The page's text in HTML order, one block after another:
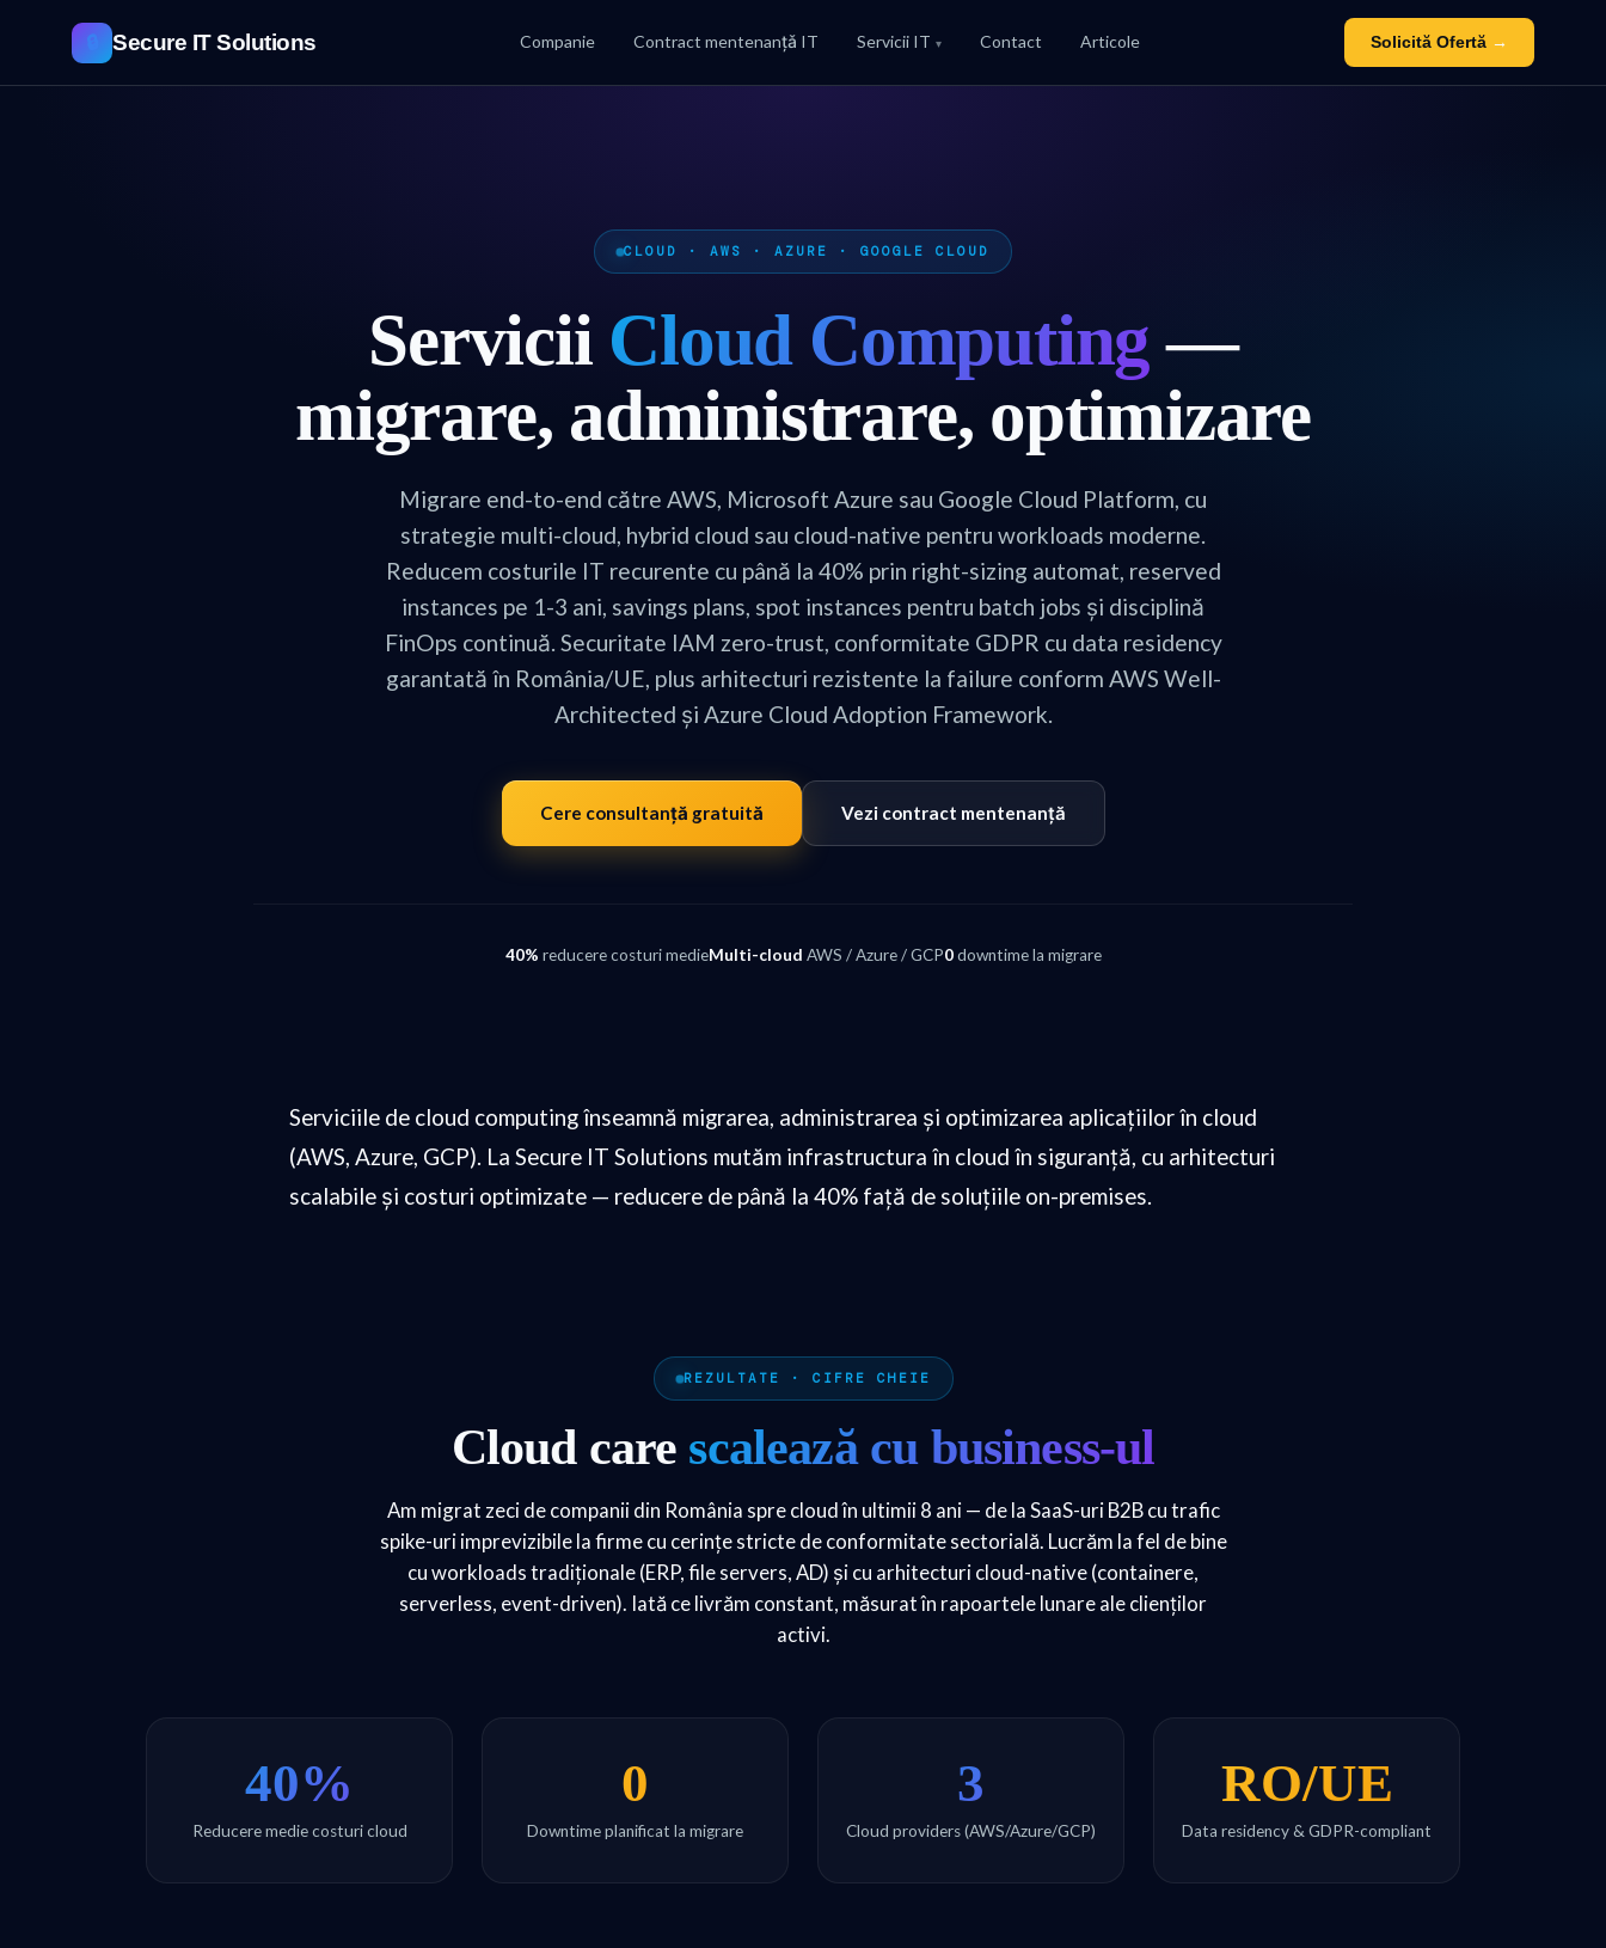
🔒 Secure ITSolutions Companie Contract mentenanțǎ IT Servicii IT Contact Articole Solicită Ofertă →
CLOUD · AWS · AZURE · GOOGLE CLOUD
Servicii Cloud Computing —
migrare, administrare, optimizare
Migrare end-to-end către AWS, Microsoft Azure sau Google Cloud Platform, cu
strategie multi-cloud, hybrid cloud sau cloud-native pentru workloads moderne.
Reducem costurile IT recurente cu până la 40% prin right-sizing automat, reserved
instances pe 1-3 ani, savings plans, spot instances pentru batch jobs și disciplină
FinOps continuă. Securitate IAM zero-trust, conformitate GDPR cu data residency
garantată în România/UE, plus arhitecturi rezistente la failure conform AWS Well-
Architected și Azure Cloud Adoption Framework.
Cere consultanță gratuită Vezi contract mentenanță
40% reducere costuri medieMulti-cloud AWS / Azure / GCP0downtime la migrare
Serviciile de cloud computing înseamnă migrarea, administrarea și optimizarea aplicațiilor în cloud
(AWS, Azure, GCP). La Secure IT Solutions mutăm infrastructura în cloud în siguranță, cu arhitecturi
scalabile și costuri optimizate — reducere de până la 40% față de soluțiile on-premises.
REZULTATE · CIFRE CHEIE
Cloud care scalează cu business-ul
Am migrat zeci de companii din România spre cloud în ultimii 8 ani — de la SaaS-uri B2B cu trafic
spike-uri imprevizibile la firme cu cerințe stricte de conformitate sectorială. Lucrăm la fel de bine
cu workloads tradiționale (ERP, file servers, AD) și cu arhitecturi cloud-native (containere,
serverless, event-driven). Iată ce livrăm constant, măsurat în rapoartele lunare ale clienților
activi.
40%
Reducere medie costuri cloud
0
Downtime planificat la migrare
3
Cloud providers (AWS/Azure/GCP)
RO/UE
Data residency & GDPR-compliant